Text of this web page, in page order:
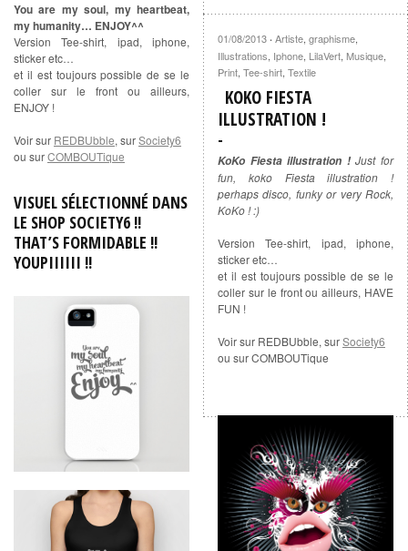
You are my soul, my heartbeat,
my humanity… ENJOY^^
Version Tee-shirt, ipad, iphone,
sticker etc…
et il est toujours possible de se le
coller sur le front ou ailleurs,
ENJOY !
Voir sur REDBUbble, surSociety6
ou surCOMBOUTique
VISUEL SÉLECTIONNÉ DANS
LE SHOP SOCIETY6 !!
THAT’S FORMIDABLE !!
YOUPIIIIII !!
01/08/2013 · Artiste, graphisme,
Illustrations, Iphone, LilaVert, Musique,
Print, Tee-shirt, Textile
KOKO FIESTA
ILLUSTRATION !
KoKo Fiesta illustration !Just for
fun, koko Fiesta illustration !
perhaps disco, funky or very Rock,
KoKo ! :)
Version Tee-shirt, ipad, iphone,
sticker etc…
et il est toujours possible de se le
coller sur le front ou ailleurs, HAVE
FUN !
Voir sur REDBUbble, surSociety6
ou sur COMBOUTique